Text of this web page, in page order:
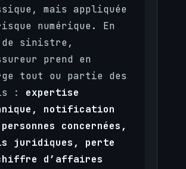
mais appliquée
numérique. En
de sinistre,
prend en
tout ou partie des
: expertise
notification
concernées,
juridiques, perte
d’affaires